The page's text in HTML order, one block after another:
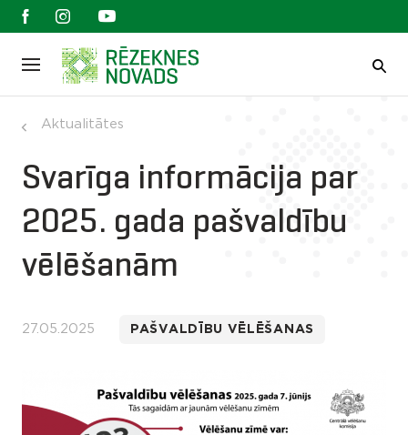
Aktualitātes
Svarīga informācija par
2025. gada pašvaldību
vēlēšanām
27.05.2025 PAŠVALDĪBU VĒLĒŠANAS